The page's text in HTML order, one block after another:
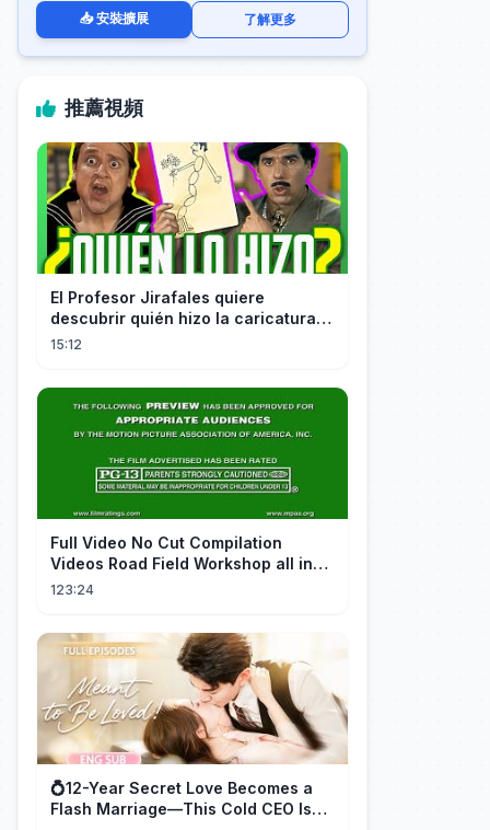
📥 安裝擴展 了解更多
推薦視頻
El Profesor Jirafales quiere
descubrir quién hizo la caricatura
de él
15:12
FuII Video No Cut Compilation
Videos Road Field Workshop all in
one Car Console Device &
123:24
💍12-Year Secret Love Becomes a
Flash Marriage—This Cold CEO Is